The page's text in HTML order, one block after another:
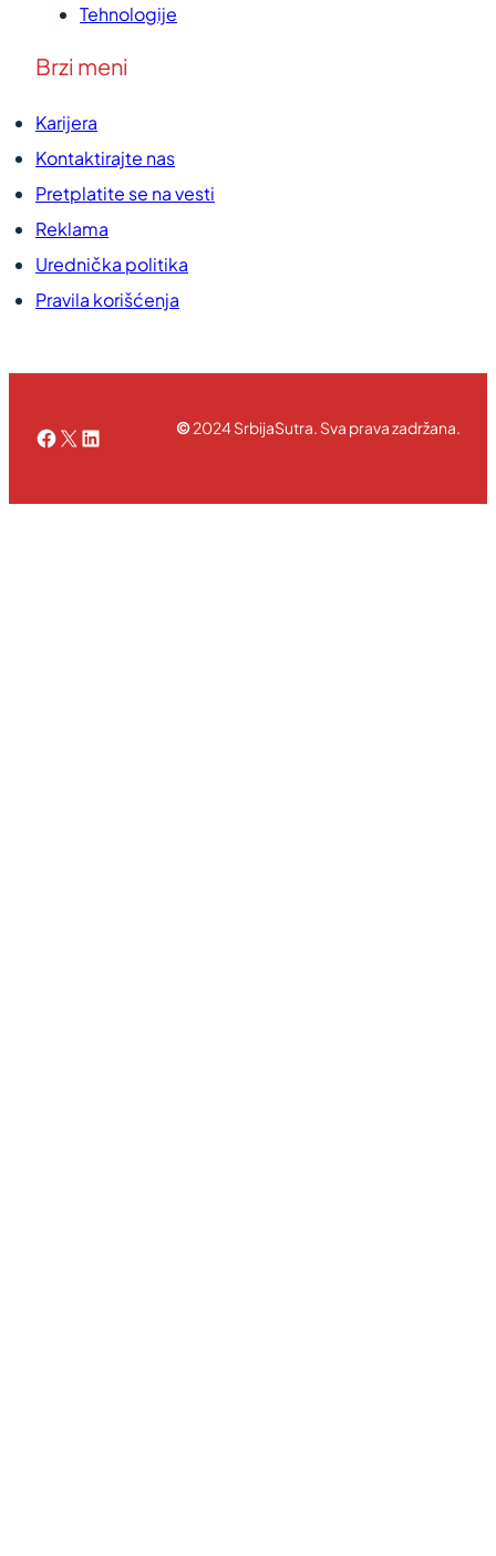
Tehnologije
Brzi meni
Karijera
Kontaktirajte nas
Pretplatite se na vesti
Reklama
Urednička politika
Pravila korišćenja
Facebook
X LinkedIn©2024 SrbijaSutra. Sva prava zadržana.